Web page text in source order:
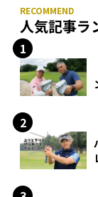
人気記事ラ